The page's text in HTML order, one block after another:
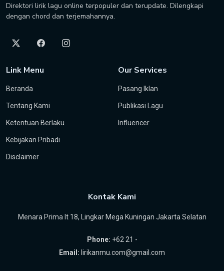
Direktori lirik lagu online terpopuler dan terupdate. Dilengkapi
dengan chord dan terjemahannya.
Link Menu
Beranda
Tentang Kami
Ketentuan Berlaku
Kebijakan Pribadi
Disclaimer
Our Services
Pasang Iklan
Publikasi Lagu
Influencer
Kontak Kami
Menara Prima lt 18, Lingkar Mega Kuningan Jakarta Selatan
Phone: +62 21 -
Email: lirikanmu.com@gmail.com